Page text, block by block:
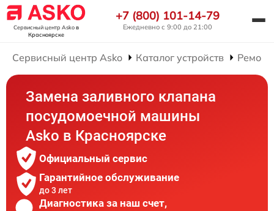
Сервисный центр Askoв
Красноярске
+7 (800) 101-14-79
Ежедневно с 9:00 до 21:00
Сервисный центр Asko Каталог устройств
Замена заливного клапана
посудомоечной машины
Asko в Красноярске
Официальный сервис
Гарантийное обслуживание
до 3 лет
Диагностика за наш счет,